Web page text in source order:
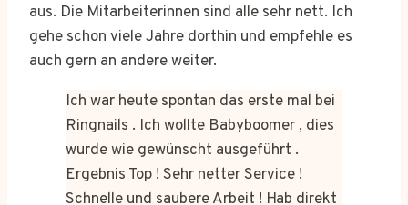
aus. Die Mitarbeiterinnen sind alle sehr nett. Ich
gehe schon viele Jahre dorthin und empfehle es
auch gern an andere weiter.
Ich war heute spontan das erste mal bei
Ringnails . Ich wollte Babyboomer , dies
wurde wie gewünscht ausgeführt .
Ergebnis Top ! Sehr netter Service !
Schnelle und saubere Arbeit ! Hab direkt